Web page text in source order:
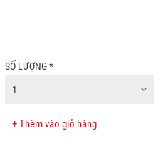
SỐ LƯỢNG*
1
+ Thêm vào giỏ hàng